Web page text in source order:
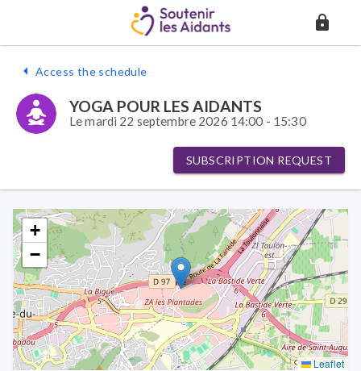
Access the schedule
YOGA POUR LES AIDANTS
Le mardi 22 septembre 2026 14:00 - 15:30
SUBSCRIPTION REQUEST
+
−
Leaflet